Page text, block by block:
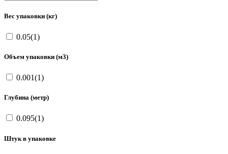
Вес упаковки (кг)
0.05(1)
Объем упаковки (м3)
0.001(1)
Глубина (метр)
0.095(1)
Штук в упаковке